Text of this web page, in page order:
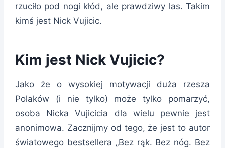
rzuciło pod nogi kłód, ale prawdziwy las. Takim
kimś jest Nick Vujicic.
Kim jest Nick Vujicic?
Jako że o wysokiej motywacji duża rzesza
Polaków (i nie tylko) może tylko pomarzyć,
osoba Nicka Vujicicia dla wielu pewnie jest
anonimowa. Zacznijmy od tego, że jest to autor
światowego bestsellera „Bez rąk. Bez nóg. Bez